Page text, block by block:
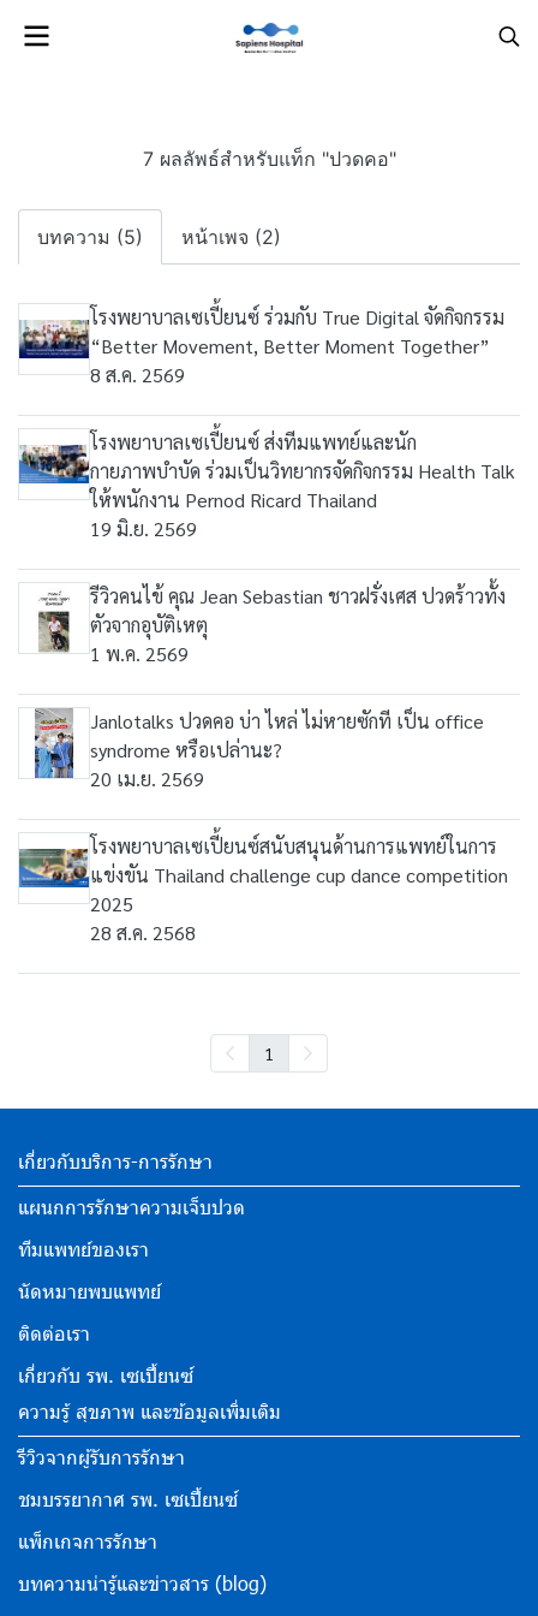
7 ผลลัพธ์สำหรับแท็ก "ปวดคอ"
บทความ (5) หน้าเพจ (2)
โรงพยาบาลเซเปี้ยนซ์ ร่วมกับ True Digital จัดกิจกรรม
“Better Movement, Better Moment Together”
8 ส.ค. 2569
โรงพยาบาลเซเปี้ยนซ์ ส่งทีมแพทย์และนัก
กายภาพบำบัด ร่วมเป็นวิทยากรจัดกิจกรรม Health Talk
ให้พนักงาน Pernod Ricard Thailand
19 มิ.ย. 2569
รีวิวคนไข้ คุณ Jean Sebastian ชาวฝรั่งเศส ปวดร้าวทั้ง
ตัวจากอุบัติเหตุ
1 พ.ค. 2569
Janlotalks ปวดคอ บ่า ไหล่ ไม่หายซักที เป็น office
syndrome หรือเปล่านะ?
20 เม.ย. 2569
โรงพยาบาลเซเปี้ยนซ์สนับสนุนด้านการแพทย์ในการ
แข่งขัน Thailand challenge cup dance competition
2025
28 ส.ค. 2568
1
เกี่ยวกับบริการ-การรักษา
แผนกการรักษาความเจ็บปวด
ทีมแพทย์ของเรา
นัดหมายพบแพทย์
ติดต่อเรา
เกี่ยวกับ รพ. เซเปี้ยนซ์
ความรู้ สุขภาพ และข้อมูลเพิ่มเติม
รีวิวจากผู้รับการรักษา
ชมบรรยากาศ รพ. เซเปี้ยนซ์
แพ็กเกจการรักษา
บทความน่ารู้และข่าวสาร (blog)